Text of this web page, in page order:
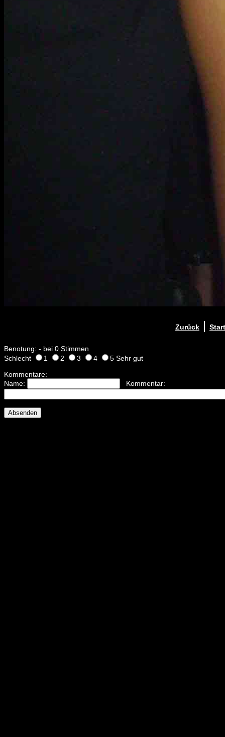
Zurück |
Benotung: - bei 0 Stimmen
Schlecht
1 2 3 4
5 Sehr gut
Kommentare:
Name:
Kommentar: